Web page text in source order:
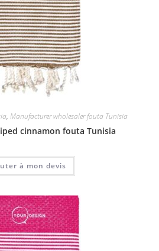
, Manufacturer wholesaler fouta Tunisia
cinnamon fouta Tunisia
à mon devis